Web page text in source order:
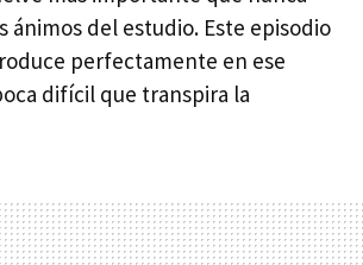
ánimos del estudio. Este episodio
perfectamente en ese
difícil que transpira la